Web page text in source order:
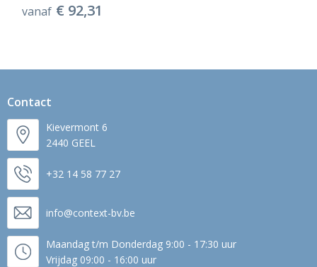
vanaf € 92,31
Contact
Kievermont 6
2440 GEEL
+32 14 58 77 27
info@context-bv.be
Maandag t/m Donderdag 9:00 - 17:30 uur
Vrijdag 09:00 - 16:00 uur